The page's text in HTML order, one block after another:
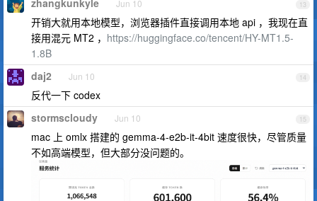
13
zhangkunkyle Jun 10
开销大就用本地模型，浏览器插件直接调用本地 api ，我现在直
接用混元 MT2 ， https://huggingface.co/tencent/HY-MT1.5-
1.8B
14
daj2 Jun 10
反代一下 codex
15
stormscloudy Jun 10
mac 上 omlx 搭建的 gemma-4-e2b-it-4bit 速度很快，尽管质量
不如高端模型，但大部分没问题的。